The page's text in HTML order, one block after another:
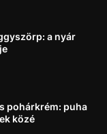
a nyár
pohárkrém: puha
közé